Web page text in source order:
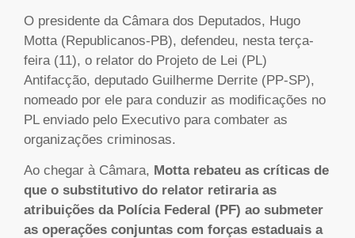
O presidente da Câmara dos Deputados, Hugo
Motta (Republicanos-PB), defendeu, nesta terça-
feira (11), o relator do Projeto de Lei (PL)
Antifacção, deputado Guilherme Derrite (PP-SP),
nomeado por ele para conduzir as modificações no
PL enviado pelo Executivo para combater as
organizações criminosas.
Ao chegar à Câmara, Motta rebateu as críticas de
que o substitutivo do relator retiraria as
atribuições da Polícia Federal (PF) ao submeter
as operações conjuntas com forças estaduais a